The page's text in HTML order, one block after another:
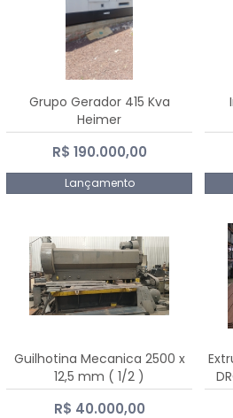
Grupo Gerador 415 Kva
Heimer
R$ 190.000,00
Lançamento
Guilhotina Mecanica 2500 x
12,5 mm ( 1/2 )
R$ 40.000,00